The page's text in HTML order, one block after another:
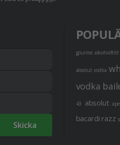
Skicka
gourme alkoholfritt
absolut vodka
vodka
43 absolut
bacardi razz